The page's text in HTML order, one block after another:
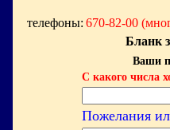
телефоны: 670-82-00
Бланк
Ваши
С какого числа
Пожелания